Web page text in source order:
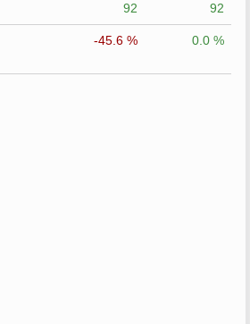
92 92
-45.6 % 0.0 %